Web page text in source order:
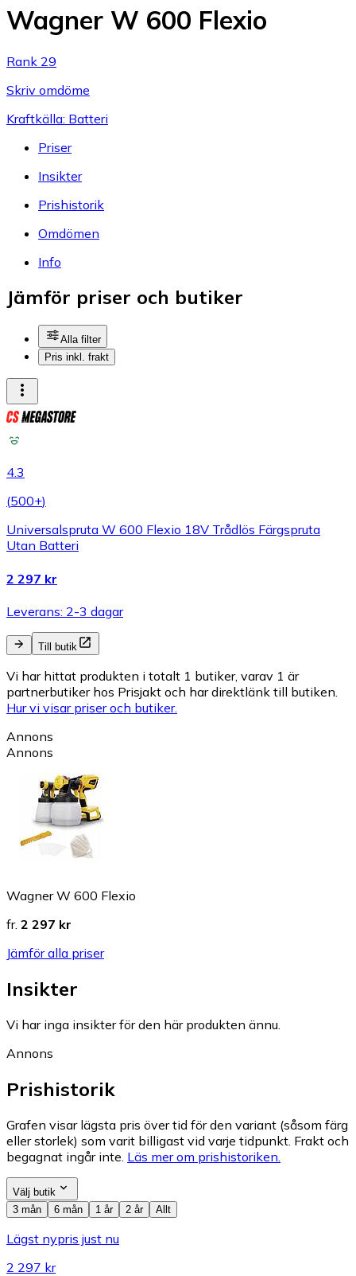
Wagner W 600 Flexio
Rank 29
Skriv omdöme
Kraftkälla: Batteri
Priser
Insikter
Prishistorik
Omdömen
Info
Jämför priser och butiker
Alla filter
Pris inkl. frakt
4.3
(500+)
Universalspruta W 600 Flexio 18V Trådlös Färgspruta
Utan Batteri
2 297 kr
Leverans: 2-3 dagar
Till butik
Vi har hittat produkten i totalt 1 butiker, varav 1 är
partnerbutiker hos Prisjakt och har direktlänk till butiken.
Hur vi visar priser och butiker.
Annons
Annons
Wagner W 600 Flexio
fr. 2 297 kr
Jämför alla priser
Insikter
Vi har inga insikter för den här produkten ännu.
Annons
Prishistorik
Grafen visar lägsta pris över tid för den variant (såsom färg
eller storlek) som varit billigast vid varje tidpunkt. Frakt och
begagnat ingår inte. Läs mer om prishistoriken.
Välj butik
3 mån
6 mån 1 år 2 år Allt
Lägst nypris just nu
2 297 kr